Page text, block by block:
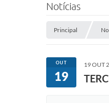
Assitência
Legislação
Notícias
Principal
OUT
19
19 OUT